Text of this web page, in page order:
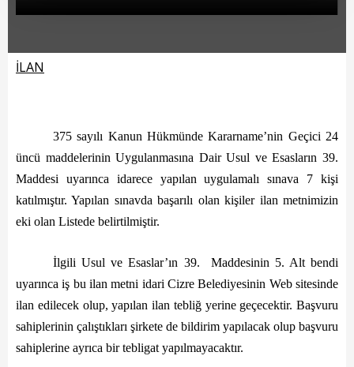
Şikayet Bildirim Formu
Şikayet Takip Formu
Başkanın Özgeçmişi
Başkanın Mesajı
Başkanın Albümü
Başkana Mesaj
Projeler
Tamamlanan Projeler
Devam Eden Projeler
İLAN
375 sayılı Kanun Hükmünde Kararname’nin Geçici 24
üncü maddelerinin Uygulanmasına Dair Usul ve Esasların 39.
Maddesi uyarınca idarece yapılan uygulamalı sınava 7 kişi
katılmıştır. Yapılan sınavda başarılı olan kişiler ilan metnimizin
eki olan Listede belirtilmiştir.
İlgili Usul ve Esaslar’ın 39. Maddesinin 5. Alt bendi
uyarınca iş bu ilan metni idari Cizre Belediyesinin Web sitesinde
ilan edilecek olup, yapılan ilan tebliğ yerine geçecektir. Başvuru
sahiplerinin çalıştıkları şirkete de bildirim yapılacak olup başvuru
sahiplerine ayrıca bir tebligat yapılmayacaktır.